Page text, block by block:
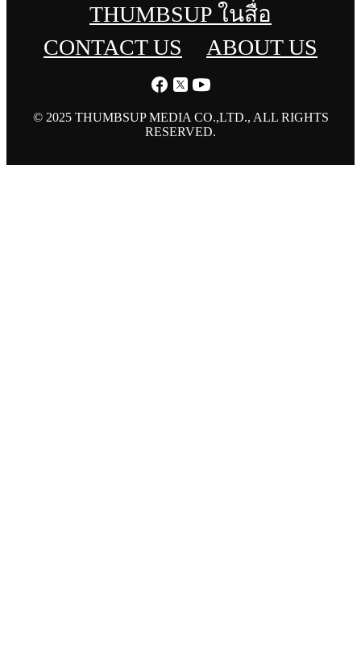
THUMBSUP ในสื่อ
CONTACT US
ABOUT US
© 2025 THUMBSUP MEDIA CO.,LTD., ALL RIGHTS
RESERVED.